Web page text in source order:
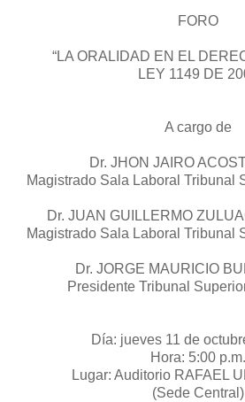
FORO
“LA ORALIDAD EN EL
LEY 1149 DE
A cargo de
Dr. JHON JAIRO
Magistrado Sala Laboral Tribunal
Dr. JUAN GUILLERMO
Magistrado Sala Laboral Tribunal
Dr. JORGE MAURICIO
Presidente Tribunal
Día: jueves 11 de
Hora: 5:00 p.m.
Lugar: Auditorio RAFAEL
(Sede Central)